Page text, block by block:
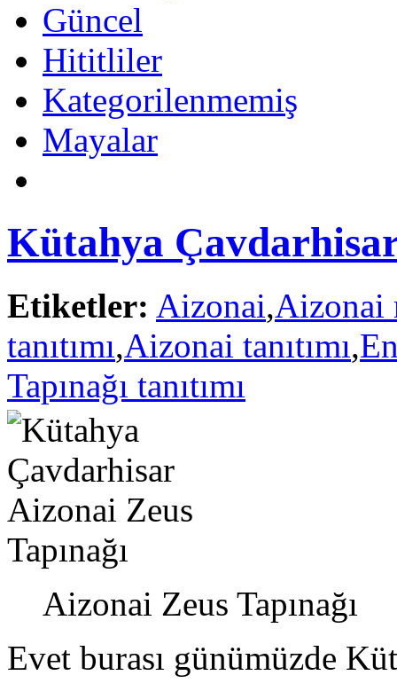
Güncel
Hititliler
Kategorilenmemiş
Mayalar
Kütahya Çavdarhisar
Etiketler: Aizonai,Aizonai
tanıtımı,Aizonai tanıtımı,
Tapınağı tanıtımı
Aizonai Zeus Tapınağı
Evet burası günümüzde